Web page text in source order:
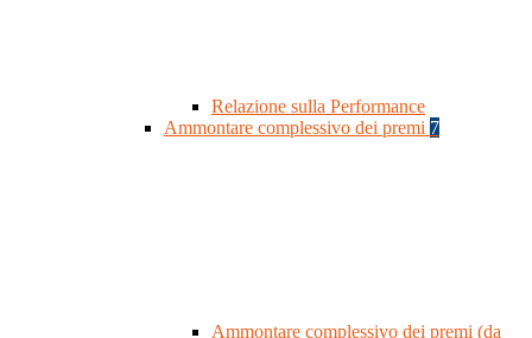
Relazione sulla Performance
Ammontare complessivo dei premi 7
Ammontare complessivo dei premi (da